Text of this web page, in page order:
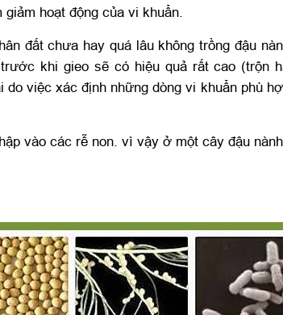
hoạt động của vi khuẩn.
đất chưa hay quá lâu không trồng đậu
khi gieo sẽ có hiệu quả rất cao (trộn
việc xác định những dòng vi khuẩn phù
vào các rễ non. vì vậy ở một cây đậu